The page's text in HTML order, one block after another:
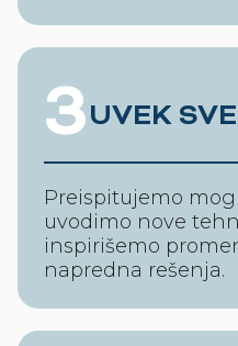
3UVEK
Preispitujemo
uvodimo nove
inspirišemo
napredna rešenja.